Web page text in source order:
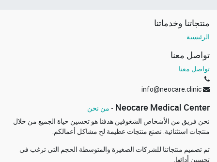
منتجاتنا وخدماتنا
الرئيسية
تواصل معنا
تواصل معنا
info@neocare.clinic
Neocare Medical Center
- من نحن
نحن فريق من الأشخاص الشغوفين هدفنا هو تحسين حياة الجميع من خلال
منتجات استثنائية. نصنع منتجات عظيمة لح مشاكل أعمالكم.
تم تصميم منتجاتنا للشركات الصغيرة والمتوسطة الحجم التي ترغب في
تحسين أدائها.